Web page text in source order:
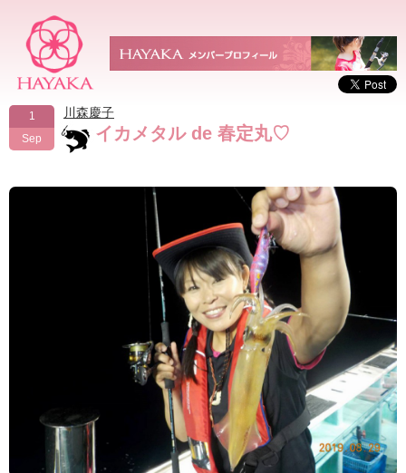
1
Sep
川森慶子
イカメタル de 春定丸♡